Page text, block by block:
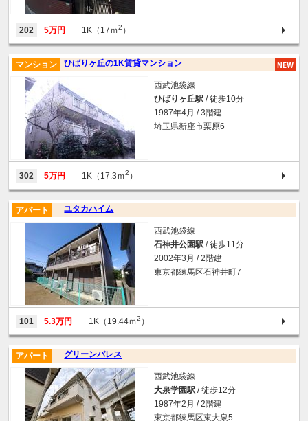
202 5万円 1K（17ｍ2 ）
ひばりヶ丘の1K賃貸マンション
マンション
西武池袋線
ひばりヶ丘駅 / 徒歩10分
1987年4月 / 3階建
埼玉県新座市栗原6
302 5万円 1K（17.3ｍ2 ）
ユタカハイム
アパート
西武池袋線
石神井公園駅 / 徒歩11分
2002年3月 / 2階建
東京都練馬区石神井町7
101 5.3万円 1K（19.44ｍ2 ）
グリーンパレス
アパート
西武池袋線
大泉学園駅 / 徒歩12分
1987年2月 / 2階建
東京都練馬区東大泉5